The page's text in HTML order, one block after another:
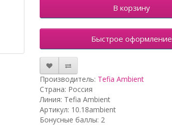
В корзину
Быстрое оформление
Производитель: Tefia Ambient
Страна: Россия
Линия: Tefia Ambient
Артикул: 10.18ambient
Бонусные баллы: 2